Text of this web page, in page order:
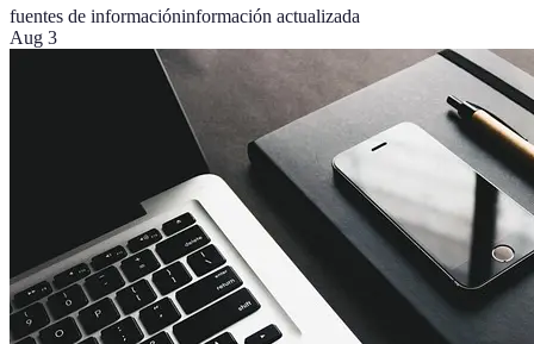
fuentes de informacióninformación actualizada
Aug 3